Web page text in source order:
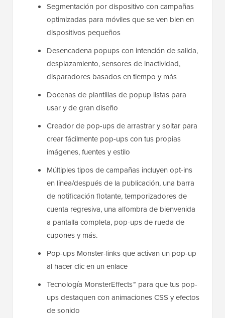
Segmentación por dispositivo con campañas
optimizadas para móviles que se ven bien en
dispositivos pequeños
Desencadena popups con intención de salida,
desplazamiento, sensores de inactividad,
disparadores basados en tiempo y más
Docenas de plantillas de popup listas para
usar y de gran diseño
Creador de pop-ups de arrastrar y soltar para
crear fácilmente pop-ups con tus propias
imágenes, fuentes y estilo
Múltiples tipos de campañas incluyen opt-ins
en línea/después de la publicación, una barra
de notificación flotante, temporizadores de
cuenta regresiva, una alfombra de bienvenida
a pantalla completa, pop-ups de rueda de
cupones y más.
Pop-ups Monster-links que activan un pop-up
al hacer clic en un enlace
Tecnología MonsterEffects™ para que tus pop-
ups destaquen con animaciones CSS y efectos
de sonido